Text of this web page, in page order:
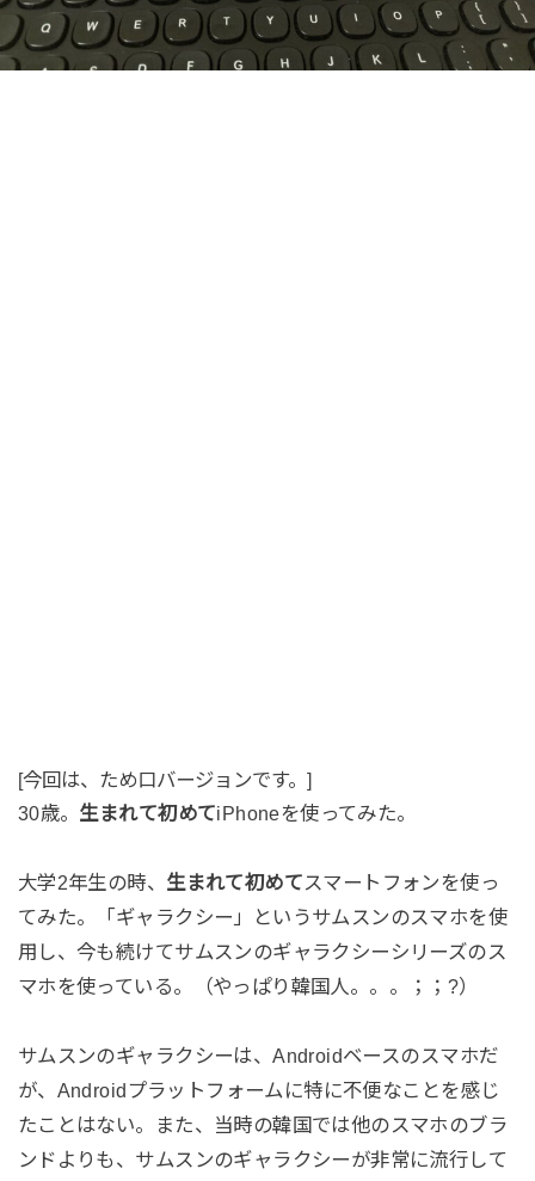
[今回は、ため口バージョンです。]
30歳。 生まれて初めてiPhoneを使ってみた。
大学2年生の時、 生まれて初めて スマートフォンを使っ
てみた。「ギャラクシー」というサムスンのスマホを使
用し、今も続けてサムスンのギャラクシーシリーズのス
マホを使っている。（やっぱり韓国人。。。；；?）
サムスンのギャラクシーは、Androidベースのスマホだ
が、Androidプラットフォームに特に不便なことを感じ
たことはない。また、当時の韓国では他のスマホのブラ
ンドよりも、サムスンのギャラクシーが非常に流行して